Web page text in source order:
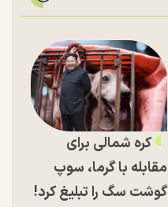
کره شمالی برای
مقابله با گرما، سوپ
گوشت سگ را تبلیغ کرد!